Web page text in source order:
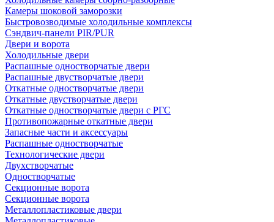
Камеры шоковой заморозки
Быстровозводимые холодильные комплексы
Сэндвич-панели PIR/PUR
Двери и ворота
Холодильные двери
Распашные одностворчатые двери
Распашные двустворчатые двери
Откатные одностворчатые двери
Откатные двустворчатые двери
Откатные одностворчатые двери с РГС
Противопожарные откатные двери
Запасные части и аксессуары
Распашные одностворчатые
Технологические двери
Двухстворчатые
Одностворчатые
Секционные ворота
Секционные ворота
Металлопластиковые двери